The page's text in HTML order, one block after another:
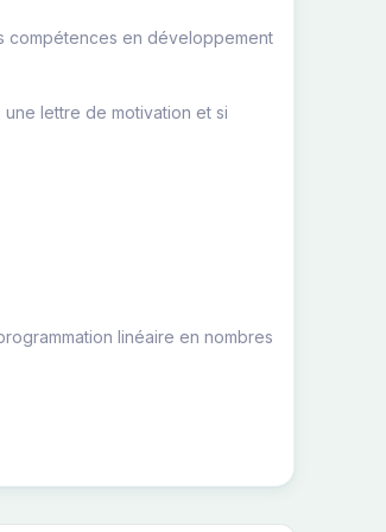
compétences en développement
lettre de motivation et si
linéaire en nombres